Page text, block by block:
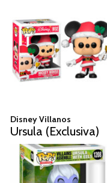
Disney Villanos
Ursula (Exclusiva)